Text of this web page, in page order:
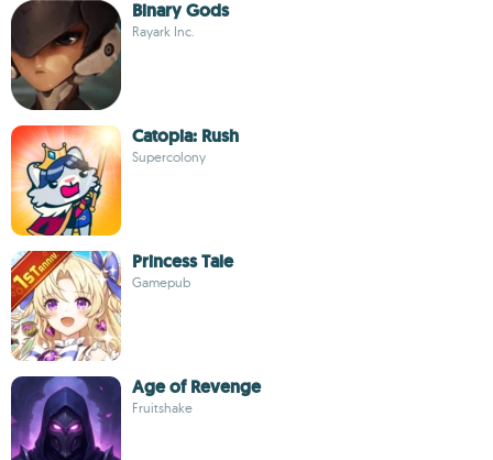
Binary Gods
Rayark Inc.
Catopia: Rush
Supercolony
Princess Tale
Gamepub
Age of Revenge
Fruitshake